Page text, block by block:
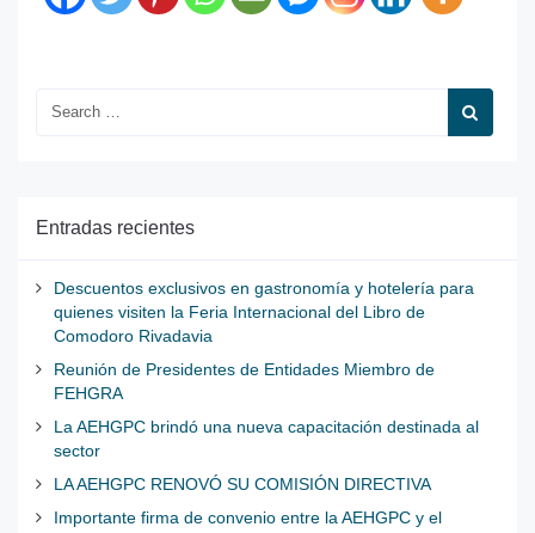
Entradas recientes
Descuentos exclusivos en gastronomía y hotelería para
quienes visiten la Feria Internacional del Libro de
Comodoro Rivadavia
Reunión de Presidentes de Entidades Miembro de
FEHGRA
La AEHGPC brindó una nueva capacitación destinada al
sector
LA AEHGPC RENOVÓ SU COMISIÓN DIRECTIVA
Importante firma de convenio entre la AEHGPC y el